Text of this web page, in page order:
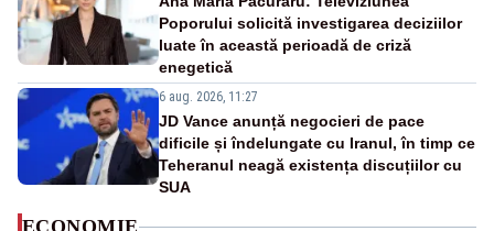
Poporului solicită investigarea deciziilor
luate în această perioadă de criză
enegetică
6 aug. 2026, 11:27
JD Vance anunță negocieri de pace
dificile și îndelungate cu Iranul, în timp ce
Teheranul neagă existența discuțiilor cu
SUA